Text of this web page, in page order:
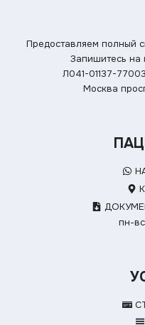
Предоставляем полный
Запишитесь на
Л041-01137-
Москва
пн-